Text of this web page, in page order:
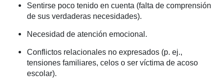
Sentirse poco tenido en cuenta (falta de comprensión
de sus verdaderas necesidades).
Necesidad de atención emocional.
Conflictos relacionales no expresados (p. ej.,
tensiones familiares, celos o ser víctima de acoso
escolar).